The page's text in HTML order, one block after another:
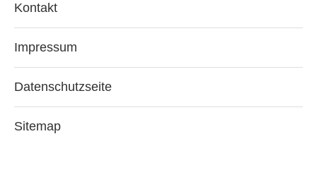
Kontakt
Impressum
Datenschutzseite
Sitemap